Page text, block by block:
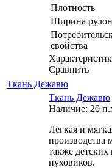
Плотность
Ширина
свойства
Сравнить
Ткань Дежавю
Ткань Дежавю
Наличие: 20
Легкая и
производства
также детских
пуховиков.